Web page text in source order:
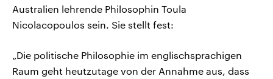
Australien lehrende Philosophin Toula
Nicolacopoulos sein. Sie stellt fest:
„Die politische Philosophie im englischsprachigen
Raum geht heutzutage von der Annahme aus, dass